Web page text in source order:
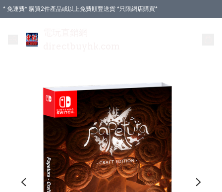
* 免運費* 購買2件產品或以上免費順豐送貨 *只限網店購買*